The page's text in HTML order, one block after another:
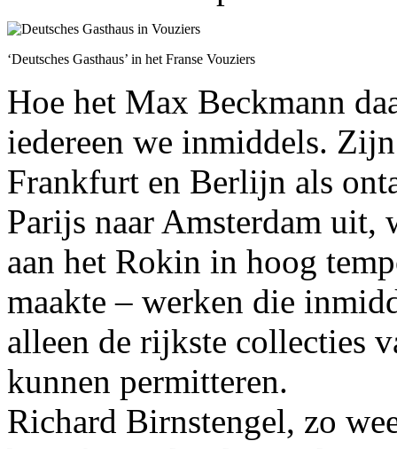
‘Deutsches Gasthaus’ in het Franse Vouziers
Hoe het Max Beckmann
iedereen we inmiddels.
Frankfurt en Berlijn als
Parijs naar Amsterdam
aan het Rokin in hoog
maakte – werken die
alleen de rijkste collecties
kunnen permitteren.
Richard Birnstengel, zo